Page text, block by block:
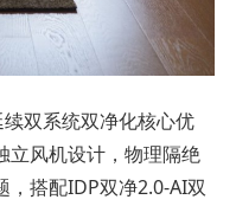
双系统双净化核心优
立风机设计，物理隔绝
，搭配IDP双净2.0-AI双